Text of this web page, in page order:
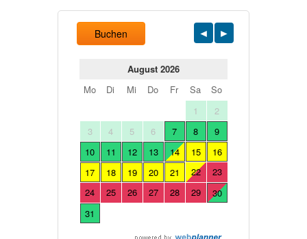
Buchen
August 2026
Mo
Di Mi Do Fr Sa
So
1
2
3
4 5 6 7 8
9
10
11 12 13 14 15
16
17
18 19 20 21 22
23
24
25 26 27 28 29
30
31